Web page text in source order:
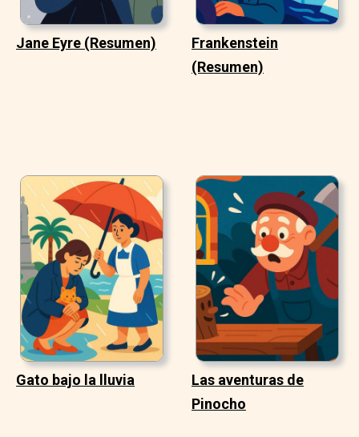
Jane Eyre (Resumen)
Frankenstein
(Resumen)
Gato bajo la lluvia
Las aventuras de
Pinocho